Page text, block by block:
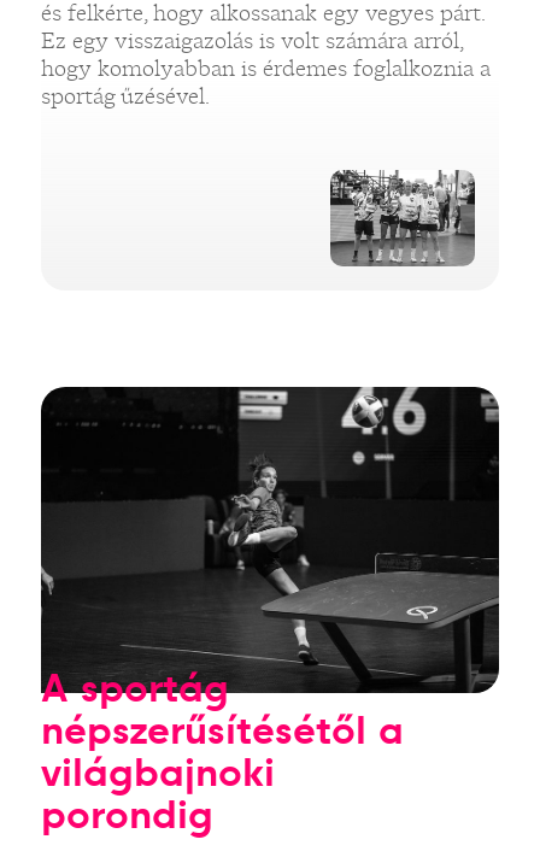
és felkérte, hogy alkossanak egy vegyes párt.
Ez egy visszaigazolás is volt számára arról,
hogy komolyabban is érdemes foglalkoznia a
sportág űzésével.
A sportág
népszerűsítésétől a
világbajnoki
porondig